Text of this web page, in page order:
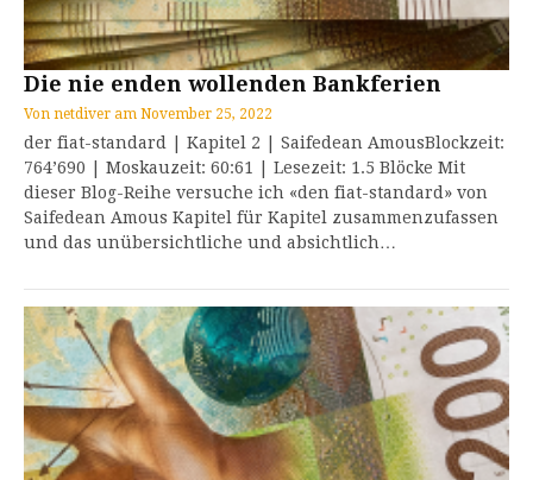
Die nie enden wollenden Bankferien
Von netdiver am November 25, 2022
der fiat-standard | Kapitel 2 | Saifedean AmousBlockzeit:
764’690 | Moskauzeit: 60:61 | Lesezeit: 1.5 Blöcke Mit
dieser Blog-Reihe versuche ich «den fiat-standard» von
Saifedean Amous Kapitel für Kapitel zusammenzufassen
und das unübersichtliche und absichtlich…